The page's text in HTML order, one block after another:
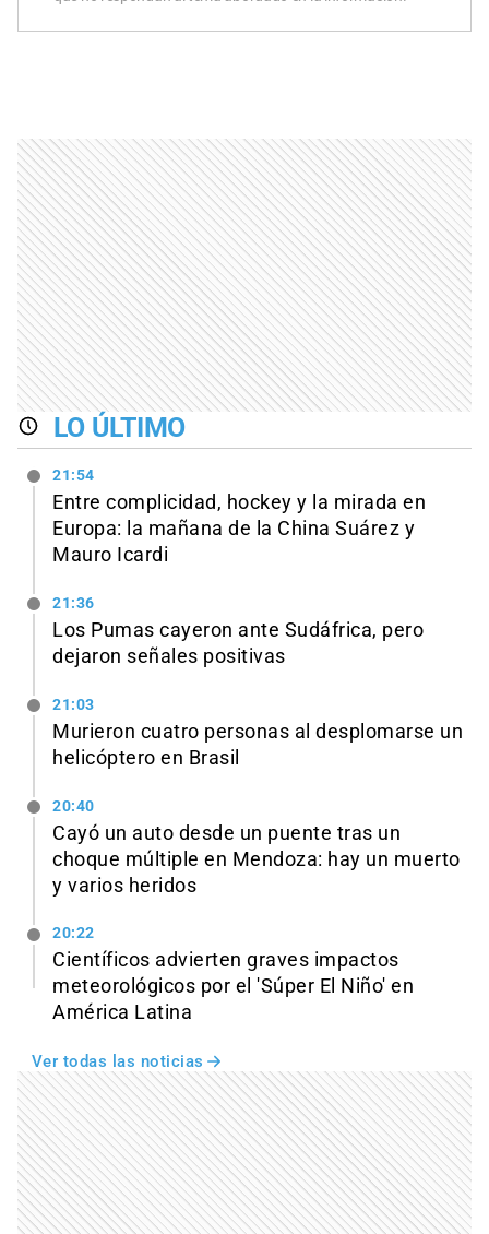
LO ÚLTIMO
21:54
Entre complicidad, hockey y la mirada en
Europa: la mañana de la China Suárez y
Mauro Icardi
21:36
Los Pumas cayeron ante Sudáfrica, pero
dejaron señales positivas
21:03
Murieron cuatro personas al desplomarse un
helicóptero en Brasil
20:40
Cayó un auto desde un puente tras un
choque múltiple en Mendoza: hay un muerto
y varios heridos
20:22
Científicos advierten graves impactos
meteorológicos por el 'Súper El Niño' en
América Latina
Ver todas las noticias